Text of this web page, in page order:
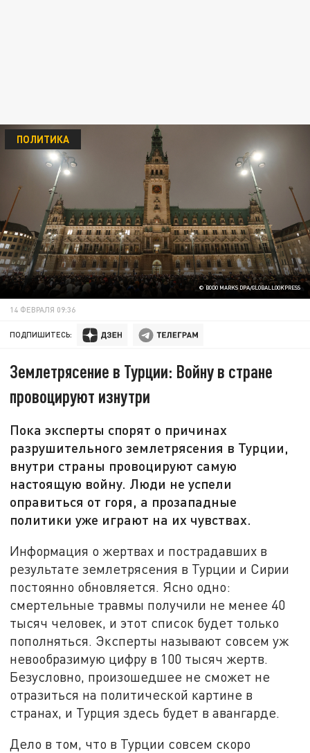
© BODO MARKS DPA/GLOBALLOOKPRESS
ПОЛИТИКА
14 ФЕВРАЛЯ 09:36
ПОДПИШИТЕСЬ:
Землетрясение в Турции: Войну в стране
провоцируют изнутри
Пока эксперты спорят о причинах
разрушительного землетрясения в Турции,
внутри страны провоцируют самую
настоящую войну. Люди не успели
оправиться от горя, а прозападные
политики уже играют на их чувствах.
Информация о жертвах и пострадавших в
результате землетрясения в Турции и Сирии
постоянно обновляется. Ясно одно:
смертельные травмы получили не менее 40
тысяч человек, и этот список будет только
пополняться. Эксперты называют совсем уж
невообразимую цифру в 100 тысяч жертв.
Безусловно, произошедшее не сможет не
отразиться на политической картине в
странах, и Турция здесь будет в авангарде.
Дело в том, что в Турции совсем скоро